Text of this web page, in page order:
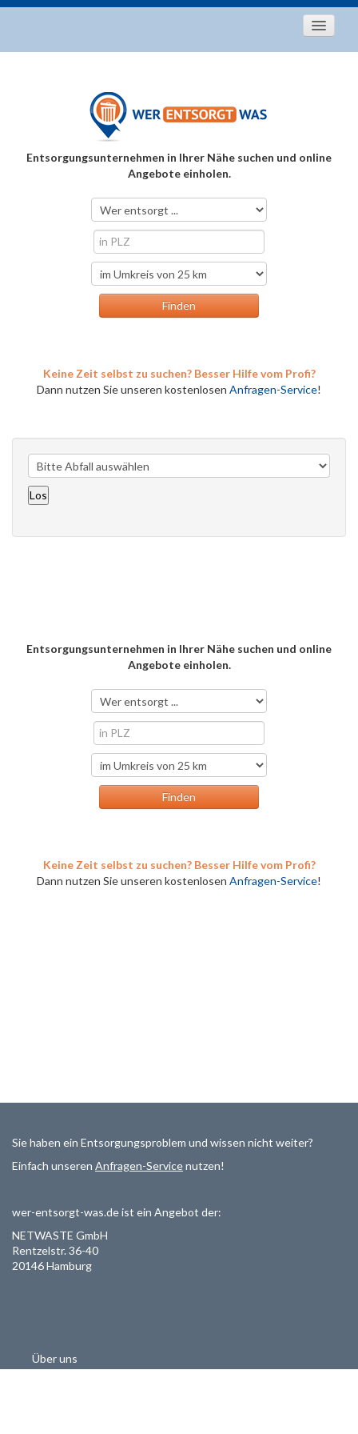
Entsorgungstipps
Über uns
Entsorgungsunternehmen in Ihrer Nähe suchen und online
Angebote einholen.
Keine Zeit selbst zu suchen? Besser Hilfe vom Profi?
Dann nutzen Sie unseren kostenlosen Anfragen-Service!
Entsorgungsunternehmen in Ihrer Nähe suchen und online
Angebote einholen.
Keine Zeit selbst zu suchen? Besser Hilfe vom Profi?
Dann nutzen Sie unseren kostenlosen Anfragen-Service!
Sie haben ein Entsorgungsproblem und wissen nicht weiter?
Einfach unseren Anfragen-Servicenutzen!
wer-entsorgt-was.de ist ein Angebot der:
NETWASTE GmbH
Rentzelstr. 36-40
20146 Hamburg
Über uns